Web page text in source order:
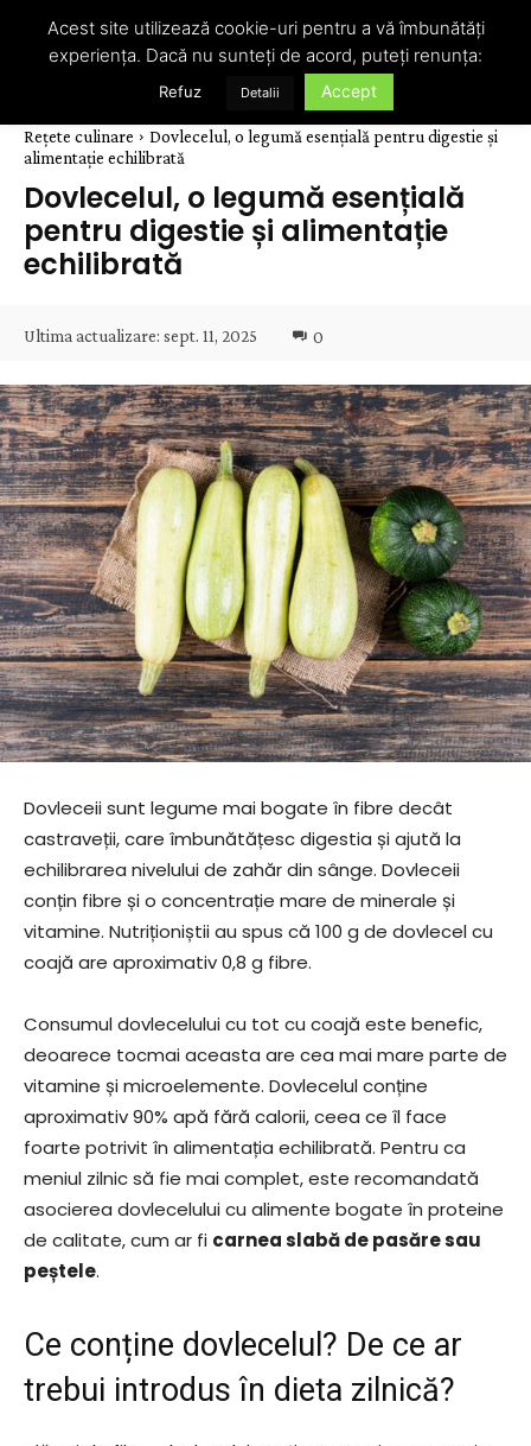
Rețete culinare
Dovlecelul, o legumă esențială pentru digestie și
alimentație echilibrată
Dovlecelul, o legumă esențială
pentru digestie și alimentație
echilibrată
Ultima actualizare: sept. 11, 2025 0
Dovleceii sunt legume mai bogate în fibre decât
castraveții, care îmbunătățesc digestia și ajută la
echilibrarea nivelului de zahăr din sânge. Dovleceii
conțin fibre și o concentrație mare de minerale și
vitamine. Nutriționiștii au spus că 100 g de dovlecel cu
coajă are aproximativ 0,8 g fibre.
Consumul dovlecelului cu tot cu coajă este benefic,
deoarece tocmai aceasta are cea mai mare parte de
vitamine și microelemente. Dovlecelul conține
aproximativ 90% apă fără calorii, ceea ce îl face
foarte potrivit în alimentația echilibrată. Pentru ca
meniul zilnic să fie mai complet, este recomandată
asocierea dovlecelului cu alimente bogate în proteine
de calitate, cum ar fi carnea slabă de pasăre sau
peștele.
Ce conține dovlecelul? De ce ar
trebui introdus în dieta zilnică?
Acest site utilizează cookie-uri pentru a vă îmbunătăți
experiența. Dacă nu sunteți de acord, puteți renunța:
Refuz Detalii Accept